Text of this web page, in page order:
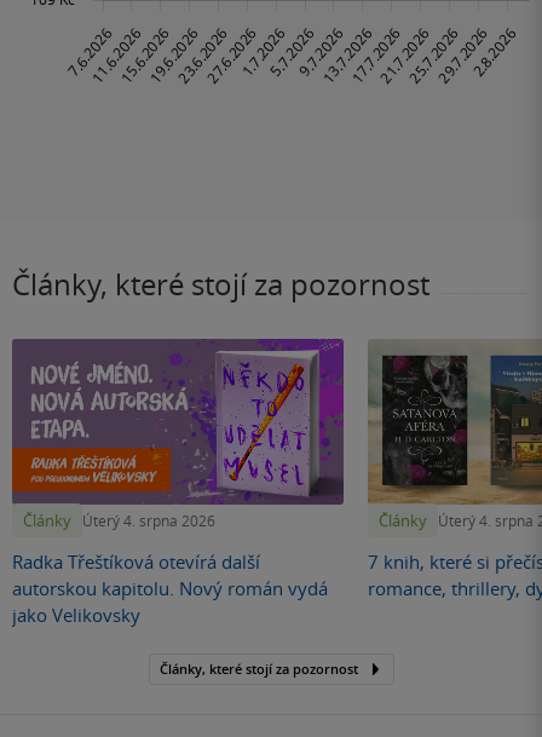
Články, které stojí za pozornost
Články Úterý 4. srpna 2026
Radka Třeštíková otevírá další
autorskou kapitolu. Nový román vydá
jako Velikovsky
Články Úterý 4. srpna
7 knih, které si
romance, thrillery,
Články, které stojí za pozornost